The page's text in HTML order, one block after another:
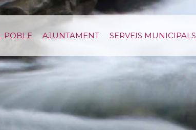
POBLE AJUNTAMENT SERVEIS MUNICIPALS